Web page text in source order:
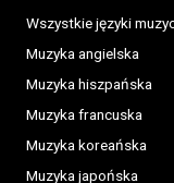
Wszystkie języki
Muzyka angielska
Muzyka hiszpańska
Muzyka francuska
Muzyka koreańska
Muzyka japońska